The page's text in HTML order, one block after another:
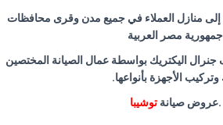
إلى منازل العملاء في جميع مدن وقرى محافظات
جمهورية مصر العربية
اليكتريك بواسطة عمال الصيانة المختصين
وتركيب الأجهزةبأنواعها.
.عروض صيانةتوشيبا